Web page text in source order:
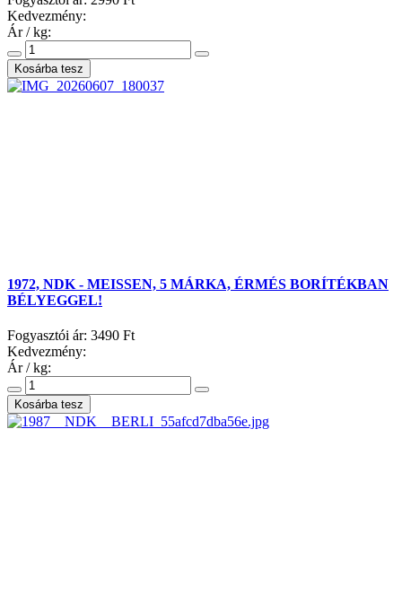
Kedvezmény:
Ár / kg:
1972, NDK - MEISSEN, 5 MÁRKA, ÉRMÉS BORÍTÉKBAN
BÉLYEGGEL!
Fogyasztói ár: 3490 Ft
Kedvezmény:
Ár / kg: